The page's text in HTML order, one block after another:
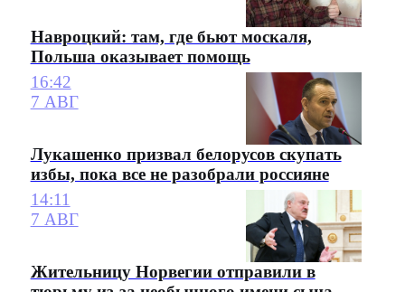
Навроцкий: там, где бьют москаля,
Польша оказывает помощь
16:42
7 АВГ
Лукашенко призвал белорусов скупать
избы, пока все не разобрали россияне
14:11
7 АВГ
Жительницу Норвегии отправили в